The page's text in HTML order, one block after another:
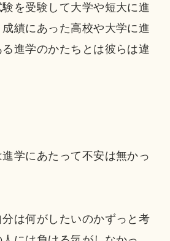
を受験して大学や短大に進
績にあった高校や大学に進
進学のかたちとは彼らは違
学にあたって不安は無かっ
分は何がしたいのかずっと考